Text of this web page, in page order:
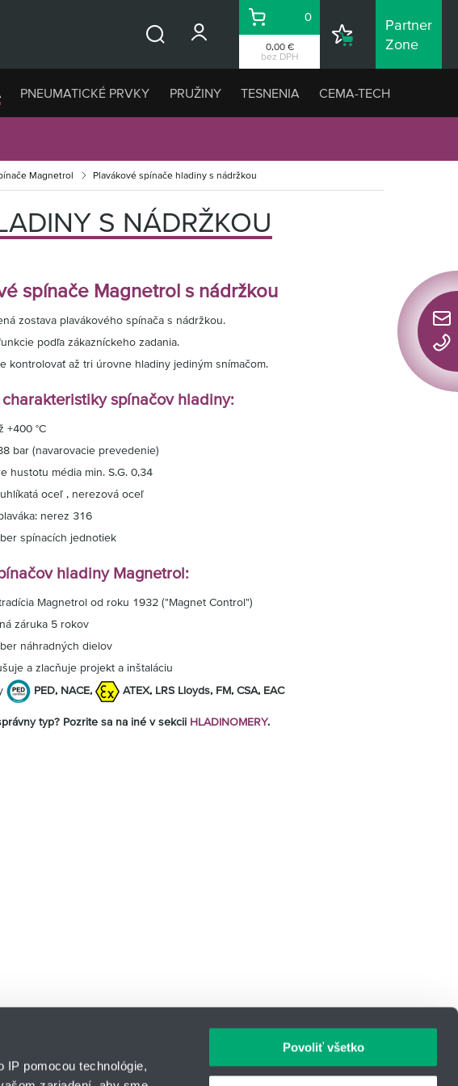
IP pomocou technológie,
Povoliť všetko
0,00 €
bez DPH
Košík
0
Nákupný
Partner
Zone
PNEUMATICKÉ PRVKY PRUŽINY TESNENIA CEMA-TECH
Magnetrol Plavákové spínače hladiny s nádržkou
S NÁDRŽKOU
spínače Magnetrol s nádržkou
zostava plavákového spínača s nádržkou.
podľa zákazníckeho zadania.
kontrolovať až tri úrovne hladiny jediným snímačom.
spínačov hladiny:
+400 °C
bar (navarovacie prevedenie)
hustotu média min. S.G. 0,34
oceľ , nerezová oceľ
nerez 316
spínacích jednotiek
hladiny Magnetrol:
Magnetrol od roku 1932 ("Magnet Control")
záruka 5 rokov
náhradných dielov
a zlacňuje projekt a inštaláciu
PED, NACE, ATEX, LRS Lloyds, FM, CSA, EAC
typ? Pozrite sa na iné v sekcii HLADINOMERY.